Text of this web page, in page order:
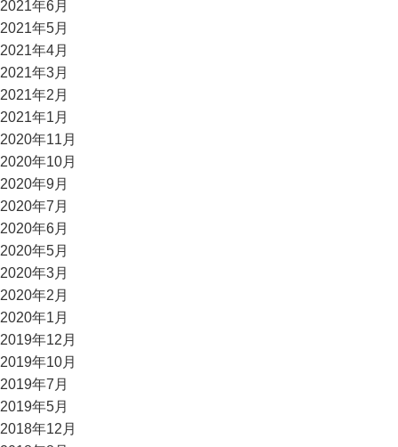
2021年6月
2021年5月
2021年4月
2021年3月
2021年2月
2021年1月
2020年11月
2020年10月
2020年9月
2020年7月
2020年6月
2020年5月
2020年3月
2020年2月
2020年1月
2019年12月
2019年10月
2019年7月
2019年5月
2018年12月